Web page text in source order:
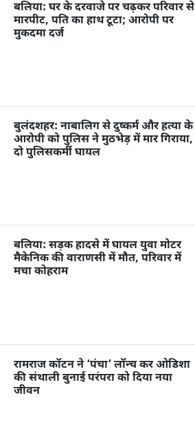
बलिया: घर के दरवाजे पर चढ़कर परिवार से
मारपीट, पति का हाथ टूटा; आरोपी पर
मुकदमा दर्ज
बुलंदशहर: नाबालिग से दुष्कर्म और हत्या के
आरोपी को पुलिस ने मुठभेड़ में मार गिराया,
दो पुलिसकर्मी घायल
बलिया: सड़क हादसे में घायल युवा मोटर
मैकेनिक की वाराणसी में मौत, परिवार में
मचा कोहराम
रामराज कॉटन ने ‘पंचा’ लॉन्च कर ओडिशा
की संथाली बुनाई परंपरा को दिया नया
जीवन